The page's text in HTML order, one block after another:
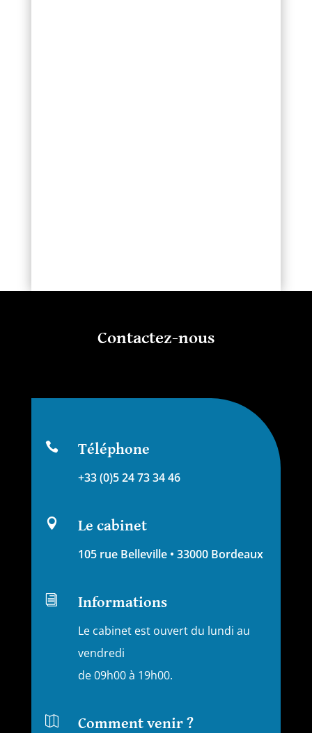
 Téléphone
+33 (0)5 24 73 34 46
 Le cabinet
105 rue Belleville • 33000 Bordeaux
i Informations
Le cabinet est ouvert du lundi au
vendredi
de 09h00 à 19h00.
 Comment venir ?
Contactez-nous